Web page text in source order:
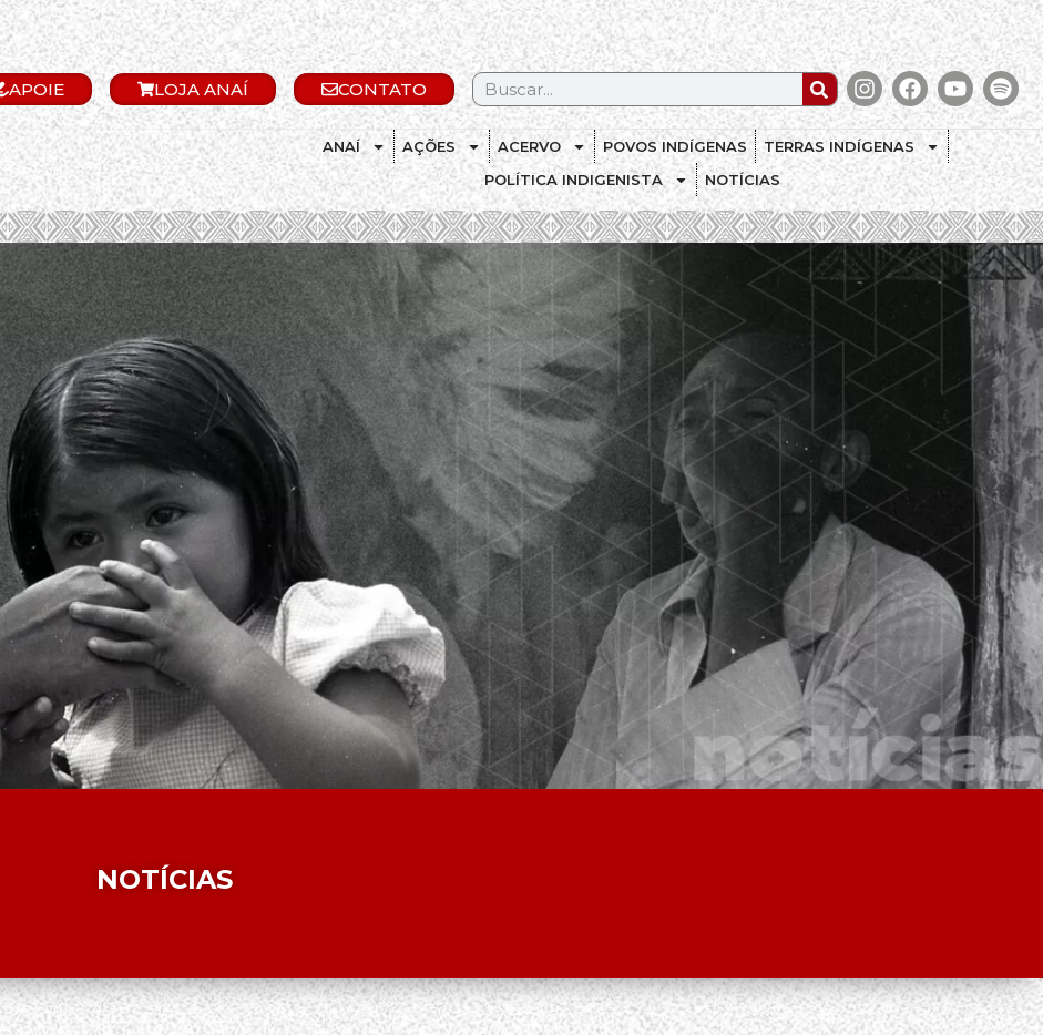
APOIE LOJA ANAÍ CONTATO
ANAÍ AÇÕES ACERVO POVOS INDÍGENAS
TERRAS INDÍGENAS
POLÍTICA INDIGENISTA
NOTÍCIAS
NOTÍCIAS